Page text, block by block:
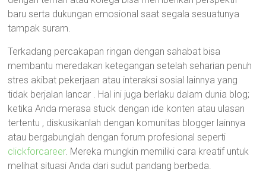
baru serta dukungan emosional saat segala sesuatunya
tampak suram.
Terkadang percakapan ringan dengan sahabat bisa
membantu meredakan ketegangan setelah seharian penuh
stres akibat pekerjaan atau interaksi sosial lainnya yang
tidak berjalan lancar . Hal ini juga berlaku dalam dunia blog;
ketika Anda merasa stuck dengan ide konten atau ulasan
tertentu , diskusikanlah dengan komunitas blogger lainnya
atau bergabunglah dengan forum profesional seperti
clickforcareer. Mereka mungkin memiliki cara kreatif untuk
melihat situasi Anda dari sudut pandang berbeda.